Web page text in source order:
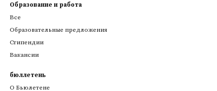
Образование и работа
Все
Образовательные предложения
Стипендии
Вакансии
бюллетень
О Бьюлетене